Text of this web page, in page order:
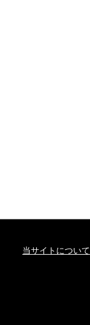
当サイトについて